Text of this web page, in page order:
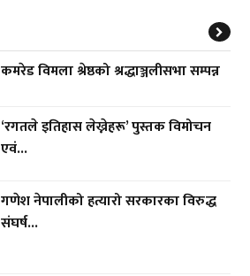
कमरेड विमला श्रेष्ठको श्रद्धाञ्जलीसभा सम्पन्न
‘रगतले इतिहास लेख्नेहरू’ पुस्तक विमोचन
एवं...
गणेश नेपालीको हत्यारो सरकारका विरुद्ध
संघर्ष...